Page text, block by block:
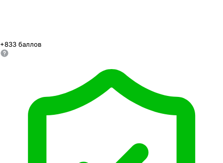
+833 баллов